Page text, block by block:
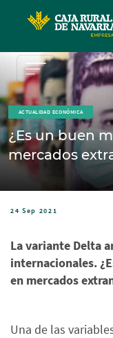
ACTUALIDAD ECONÓMICA
¿Es un buen
mercados
24 Sep 2021
La variante Delta
internacionales.
en mercados
Una de las